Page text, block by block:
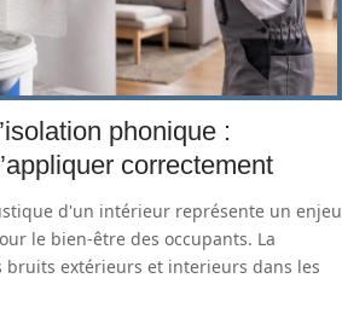
phonique :
correctement
d'un intérieur représente un enjeu
le bien-être des occupants. La
bruits extérieurs et interieurs dans les